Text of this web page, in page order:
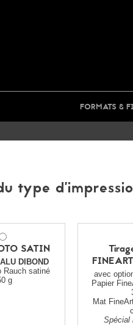
FORMATS &
type
SATIN
ALU DIBOND
Rauch satiné
g
avec
Papier
Mat
Spécial